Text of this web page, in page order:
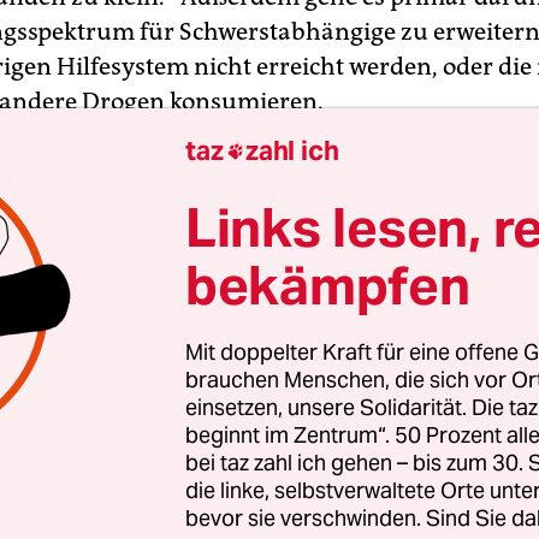
für Schwerstabhängige zu
Hilfesystem nicht erreicht werden, oder die
Drogen konsumieren.
die Methadon erhalten, werden dafür
Hamburg GmbH“ kommen, eine
Krankenhäuser (LBK). Für die
gesicherten separaten Standort geben, „den
und Immobilienunternehmen
Eligehausen.
Wahl vorbei ist und die Bekanntgabe eines
auszuschlachten ist, wird es
Im Februar soll die Behandlung beginnen, ab
taz zahl ich
Links lesen,
bekämpfen
Mit doppelter Kraft für eine offene
brauchen Menschen, die sich vor
einsetzen, unsere Solidarität. Die
beginnt im Zentrum“. 50 Prozent
bei taz zahl ich gehen – bis zum
die linke, selbstverwaltete Orte
bevor sie verschwinden. Sind Sie